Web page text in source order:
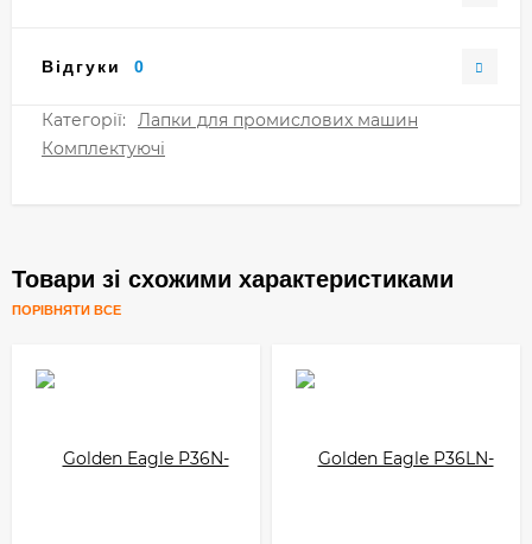
Відгуки 0
Категорії:
Лапки для промислових машин
Комплектуючі
Товари зі схожими характеристиками
ПОРІВНЯТИ ВСЕ